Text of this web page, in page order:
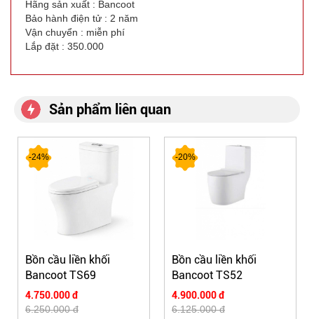
Hãng sản xuất : Bancoot
Bảo hành điện tử : 2 năm
Vận chuyển : miễn phí
Lắp đặt : 350.000
Sản phẩm liên quan
-24%
Bồn cầu liền khối
Bancoot TS69
4.750.000 đ
6.250.000 đ
-20%
Bồn cầu liền khối
Bancoot TS52
4.900.000 đ
6.125.000 đ